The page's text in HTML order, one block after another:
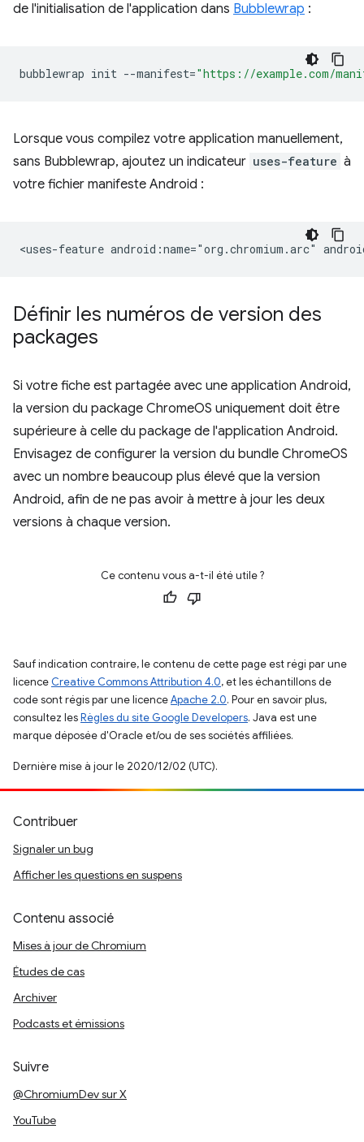
de l'initialisation de l'application dans Bubblewrap :
bubblewrap init --manifest="https://example.com/
Lorsque vous compilez votre application manuellement,
sans Bubblewrap, ajoutez un indicateur uses-feature à
votre fichier manifeste Android :
<uses-feature android:name="org.chromium.arc"
Définir les numéros de version des
packages
Si votre fiche est partagée avec une application Android,
la version du package ChromeOS uniquement doit être
supérieure à celle du package de l'application Android.
Envisagez de configurer la version du bundle ChromeOS
avec un nombre beaucoup plus élevé que la version
Android, afin de ne pas avoir à mettre à jour les deux
versions à chaque version.
Ce contenu vous a-t-il été utile ?
Sauf indication contraire, le contenu de cette page est régi par une
licence Creative Commons Attribution 4.0, et les échantillons de
code sont régis par une licenceApache 2.0. Pour en savoir plus,
consultez lesRègles du site Google Developers. Java est une
marque déposée d'Oracle et/ou de ses sociétés affiliées.
Dernière mise à jour le 2020/12/02 (UTC).
Contribuer
Signaler un bug
Afficher les questions en suspens
Contenu associé
Mises à jour de Chromium
Études de cas
Archiver
Podcasts et émissions
Suivre
@ChromiumDev sur X
YouTube